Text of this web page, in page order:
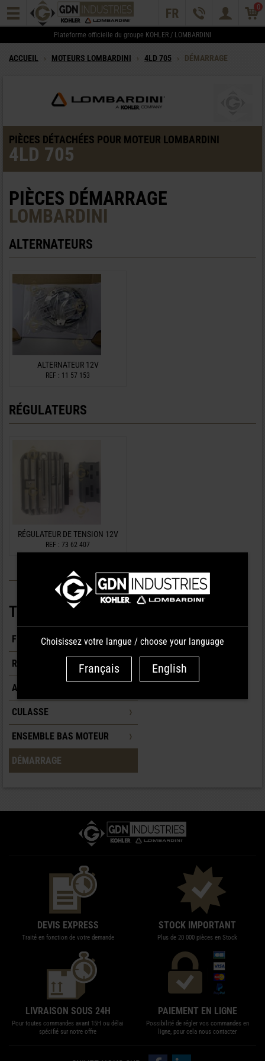
0
Plateforme officielle du groupe KOHLER / LOMBARDINI
ACCUEIL › MOTEURS LOMBARDINI › 4LD 705 › DÉMARRAGE
PIÈCES DÉTACHÉES POUR MOTEUR LOMBARDINI
4LD 705
PIÈCES DÉMARRAGE
LOMBARDINI
ALTERNATEURS
ALTERNATEUR 12V
REF : 11 57 153
RÉGULATEURS
RÉGULATEUR DE TENSION 12V
REF : 73 62 407
TYPE PIÈCES
FILTRATION
RÉSERVOIR
ALIMENTATION/INJECTION
CULASSE
ENSEMBLE BAS MOTEUR
DÉMARRAGE
DEVIS EXPRESS
Traité en fonction de votre demande
STOCK IMPORTANT
Plus de 20 000 pièces en Stock
LIVRAISON SOUS 24H
Pour toutes commandes avant 15H ou délai
spécifié sur notre offre
PAIEMENT EN LIGNE
Possibilité de régler vos commandes en
ligne, pour cela nous contacter
Suivez-nous sur Facebook
Suivez-nous sur LinkedIn
Choisissez votre langue / choose your language
Français English